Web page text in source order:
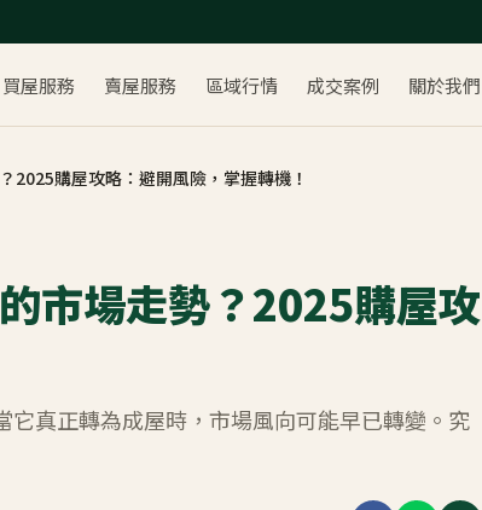
買屋服務 賣屋服務 區域行情 成交案例 關於我們
2025購屋攻略：避開風險，掌握轉機！
市場走勢？2025購屋攻
真正轉為成屋時，市場風向可能早已轉變。究